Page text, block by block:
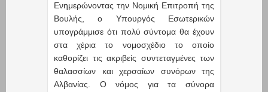
Ενημερώνοντας την Νομική Επιτροπή της
Βουλής, ο Υπουργός Εσωτερικών
υπογράμμισε ότι πολύ σύντομα θα έχουν
στα χέρια το νομοσχέδιο το οποίο
καθορίζει τις ακριβείς συντεταγμένες των
θαλασσίων και χερσαίων συνόρων της
Αλβανίας. Ο νόμος για τα σύνορα